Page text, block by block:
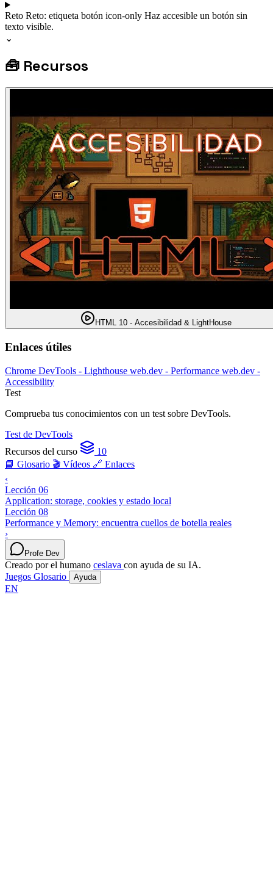
Reto Reto: etiqueta botón icon-only Haz accesible un botón sin
texto visible.
⌄
🧰 Recursos
HTML 10 - Accesibilidad & LightHouse
Enlaces útiles
Chrome DevTools - Lighthouse web.dev - Performance web.dev -
Accessibility
Test
Comprueba tus conocimientos con un test sobre DevTools.
Test de DevTools
Recursos del curso
10
📘 Glosario 🎬 Vídeos 🔗 Enlaces
‹
Lección 06
Application: storage, cookies y estado local
Lección 08
Performance y Memory: encuentra cuellos de botella reales
›
Profe Dev
Creado por el humano ceslava con ayuda de su IA.
Juegos Glosario Ayuda
EN